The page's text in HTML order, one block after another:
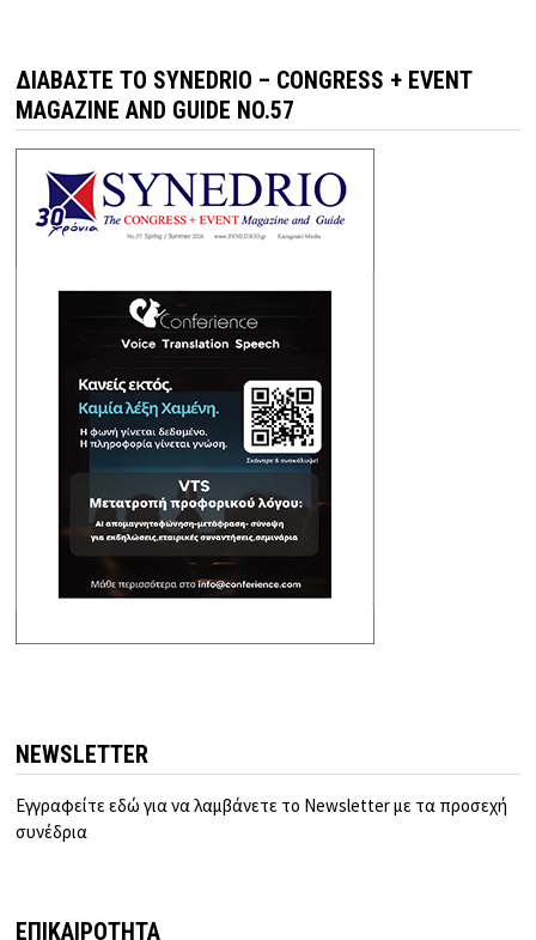
ΔΙΑΒΆΣΤΕ ΤΟ SYNEDRIO – CONGRESS + EVENT
MAGAZINE AND GUIDE NO.57
NEWSLETTER
Εγγραφείτε εδώ για να λαμβάνετε το Newsletter με τα προσεχή
συνέδρια
ΕΠΙΚΑΙΡΟΤΗΤΑ